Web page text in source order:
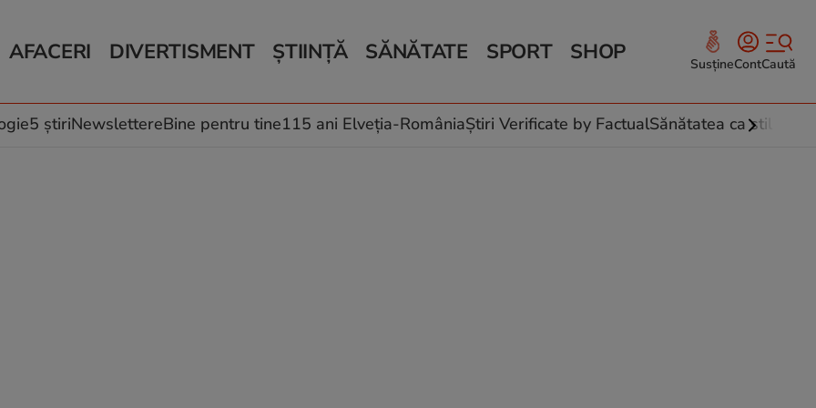
AFACERI
Auto
Locuri de muncă
DIVERTISMENT
Horoscop
Muzică și Filme
ȘTIINȚĂ
Schimbări climatice
SĂNĂTATE
Relații
Rețete culinare
SPORT SHOP SusțineContCaută
5 știriNewslettereBine pentru tine115 ani Elveția-RomâniaȘtiri Verificate by FactualSănătatea ca stil de